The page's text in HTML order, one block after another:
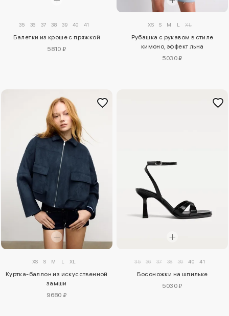
35 36 37 38 39 40 41
Балетки из кроше с пряжкой
5810 ₽
XS S M L XL
Рубашка с рукавом в стиле
кимоно, эффект льна
5030 ₽
XS S M L XL
Куртка-баллон из искусственной
замши
9680 ₽
35 36 37 38 39 40 41
Босоножки на шпильке
5030 ₽